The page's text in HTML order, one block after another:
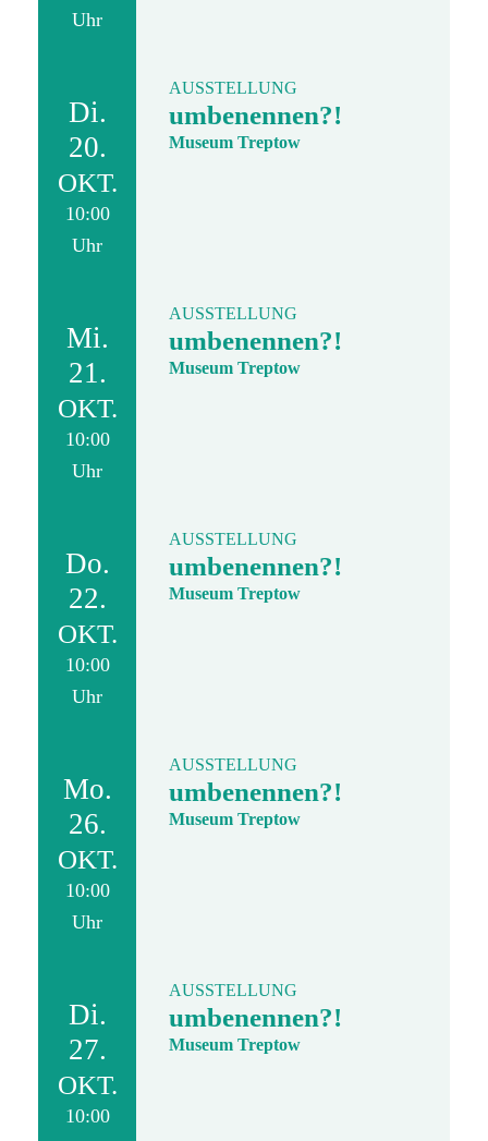
Uhr
Di.
20.
OKT.
10:00
Uhr
AUSSTELLUNG
umbenennen?!
Museum Treptow
Mi.
21.
OKT.
10:00
Uhr
AUSSTELLUNG
umbenennen?!
Museum Treptow
Do.
22.
OKT.
10:00
Uhr
AUSSTELLUNG
umbenennen?!
Museum Treptow
Mo.
26.
OKT.
10:00
Uhr
AUSSTELLUNG
umbenennen?!
Museum Treptow
Di.
27.
OKT.
10:00
AUSSTELLUNG
umbenennen?!
Museum Treptow